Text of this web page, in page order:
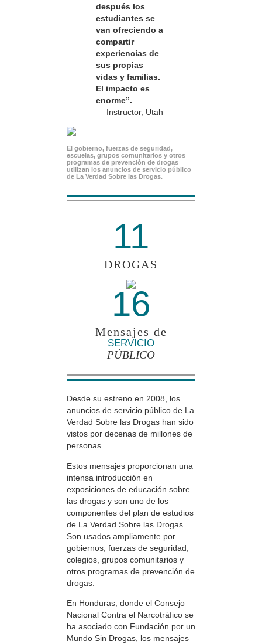
después los
estudiantes se
van ofreciendo a
compartir
experiencias de
sus propias
vidas y familias.
El impacto es
enorme”.
— Instructor, Utah
El gobierno, fuerzas de seguridad,
escuelas, grupos comunitarios y otros
programas de prevención de drogas
utilizan los anuncios de servicio público
de La Verdad Sobre las Drogas.
11
DROGAS
16
Mensajes de
SERVICIO
PÚBLICO
Desde su estreno en 2008, los
anuncios de servicio público de La
Verdad Sobre las Drogas han sido
vistos por decenas de millones de
personas.
Estos mensajes proporcionan una
intensa introducción en
exposiciones de educación sobre
las drogas y son uno de los
componentes del plan de estudios
de La Verdad Sobre las Drogas.
Son usados ampliamente por
gobiernos, fuerzas de seguridad,
colegios, grupos comunitarios y
otros programas de prevención de
drogas.
En Honduras, donde el Consejo
Nacional Contra el Narcotráfico se
ha asociado con Fundación por un
Mundo Sin Drogas, los mensajes